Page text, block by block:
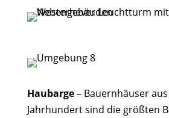
Haubarge– Bauernhäuser
Jahrhundert sind die größten